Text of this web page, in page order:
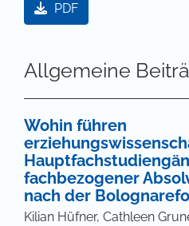
PDF
Allgemeine
Wohin führen
fachbezogener
nach der
Kilian Hüfner, Cathleen